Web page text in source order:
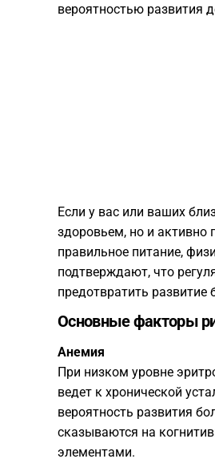
вероятностью развития
Если у вас или ваших
здоровьем, но и активно
правильное питание,
подтверждают, что
предотвратить развитие
Основные факторы
Анемия
При низком уровне
ведет к хронической
вероятность развития
сказываются на
элементами.